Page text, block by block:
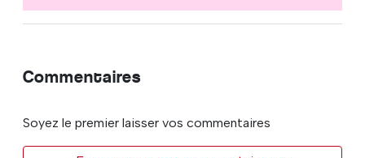
Commentaires
Soyez le premier laisser vos commentaires